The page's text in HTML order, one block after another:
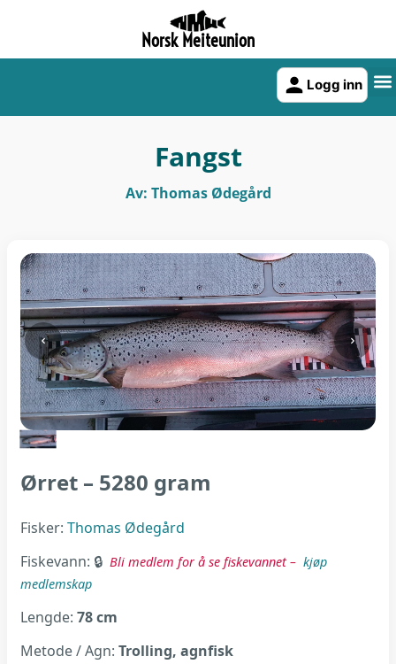
Norsk Meiteunion
Logg inn
Fangst
Av: Thomas Ødegård
Ørret – 5280 gram
Fisker: Thomas Ødegård
Fiskevann:
Bli medlem for å se fiskevannet – kjøp
medlemskap
Lengde: 78 cm
Metode / Agn: Trolling, agnfisk